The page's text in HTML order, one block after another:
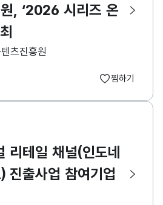
, ‘2026 시리즈 온
츠진흥원
찜하기
리테일 채널(인도네
진출사업 참여기업